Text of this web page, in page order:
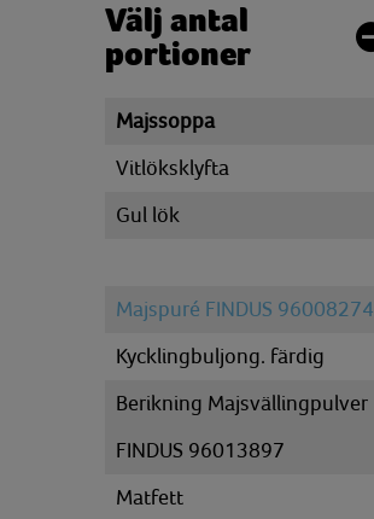
Välj antal
portioner
Majssoppa
Vitlöksklyfta
Gul lök
Majspuré FINDUS 96008274
Kycklingbuljong. färdig
Berikning Majsvällingpulver
FINDUS 96013897
Matfett